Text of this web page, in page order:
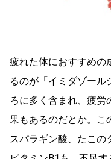
疲れた体におすすめの
るのが「イミダゾール
ろに多く含まれ、疲労
果もあるのだとか。こ
スパラギン酸、たこの